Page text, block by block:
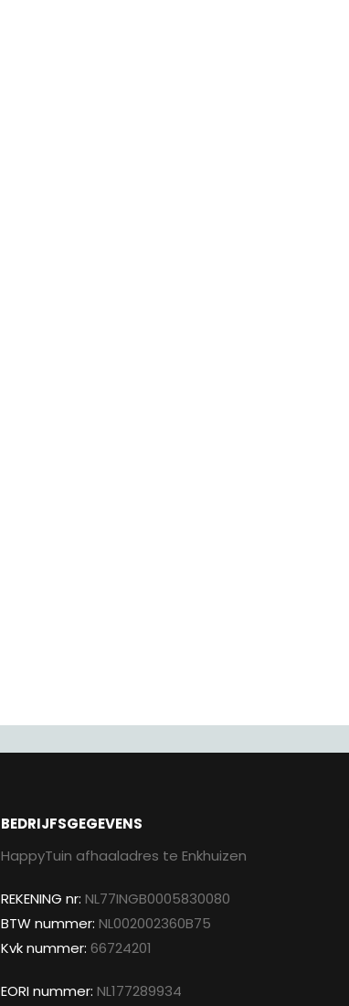
BEDRIJFSGEGEVENS
HappyTuin afhaaladres te Enkhuizen
REKENING nr: NL77INGB0005830080
BTW nummer: NL002002360B75
Kvk nummer: 66724201
EORI nummer: NL177289934